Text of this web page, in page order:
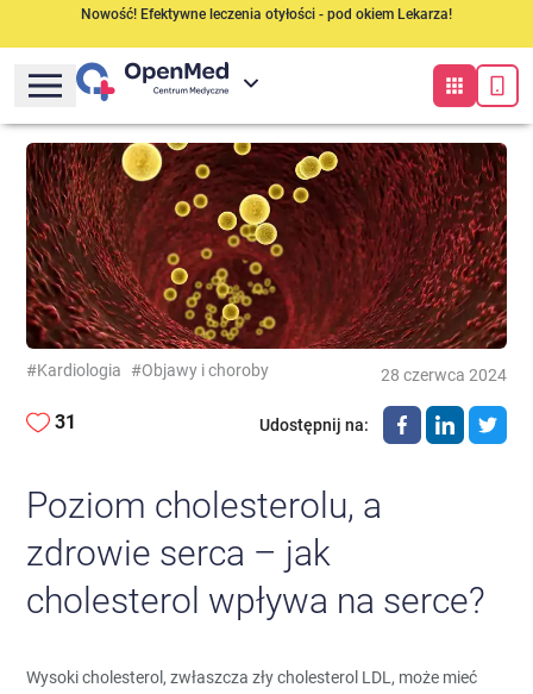
Nowość! Efektywne leczenia otyłości - pod okiem Lekarza!
#Kardiologia #Objawy i choroby 28 czerwca 2024
31 Udostępnij na:
Poziom cholesterolu, a
zdrowie serca – jak
cholesterol wpływa na serce?
Wysoki cholesterol, zwłaszcza zły cholesterol LDL, może mieć